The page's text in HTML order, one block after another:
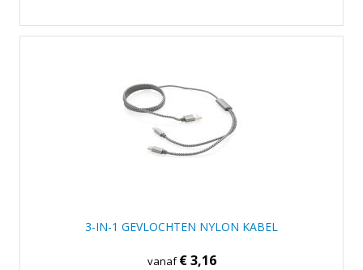
3-IN-1 GEVLOCHTEN NYLON KABEL
vanaf€ 3,16